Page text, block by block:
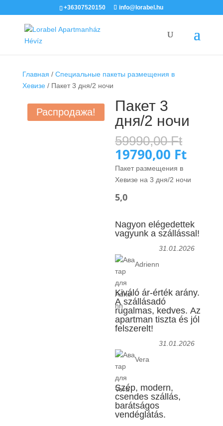
+36307520150 info@lorabel.hu
Главная / Специальные пакеты размещения в
Хевизе/ Пакет 3 дня/2 ночи
Распродажа!
Пакет 3
дня/2 ночи
59990,00Ft
19790,00 Ft
Пакет размещения в
Хевизе на 3 дня/2 ночи
5,0
Nagyon elégedettek
vagyunk a szállással!
31.01.2026
Adrienn
Kiváló ár-érték arány.
A szállásadó
rugalmas, kedves. Az
apartman tiszta és jól
felszerelt!
31.01.2026
Vera
Szép, modern,
csendes szállás,
barátságos
vendéglátás.